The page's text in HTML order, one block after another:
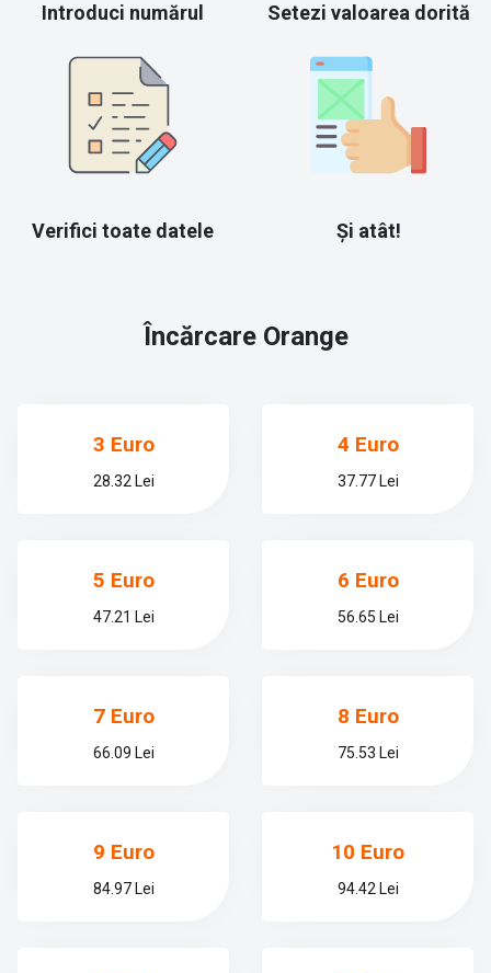
Introduci numărul Setezi valoarea dorită
Verifici toate datele Și atât!
Încărcare Orange
3 Euro
28.32 Lei
4 Euro
37.77 Lei
5 Euro
47.21 Lei
6 Euro
56.65 Lei
7 Euro
66.09 Lei
8 Euro
75.53 Lei
9 Euro
84.97 Lei
10 Euro
94.42 Lei